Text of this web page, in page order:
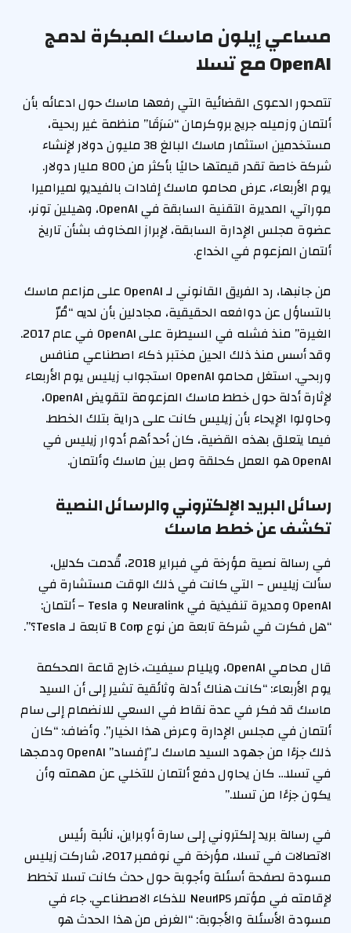
مساعي إيلون ماسك المبكرة لدمج
OpenAI مع تسلا
تتمحور الدعوى القضائية التي رفعها ماسك حول ادعائه بأن
ألتمان وزميله جريج بروكرمان “سَرَقَا” منظمة غير ربحية،
مستخدمين استثمار ماسك البالغ 38 مليون دولار لإنشاء
شركة خاصة تقدر قيمتها حاليًا بأكثر من 800 مليار دولار.
يوم الأربعاء، عرض محامو ماسك إفادات بالفيديو لميراميرا
موراتي، المديرة التقنية السابقة في OpenAI، وهيلين تونر،
عضوة مجلس الإدارة السابقة، لإبراز المخاوف بشأن تاريخ
ألتمان المزعوم في الخداع.
من جانبها، رد الفريق القانوني لـ OpenAI على مزاعم ماسك
بالتساؤل عن دوافعه الحقيقية، مجادلين بأن لديه “مُرّ
الغيرة” منذ فشله في السيطرة على OpenAI في عام 2017.
وقد أسس منذ ذلك الحين مختبر ذكاء اصطناعي منافس
وربحي. استغل محامو OpenAI استجواب زيليس يوم الأربعاء
لإثارة أدلة حول خطط ماسك المزعومة لتقويض OpenAI،
وحاولوا الإيحاء بأن زيليس كانت على دراية بتلك الخطط.
فيما يتعلق بهذه القضية، كان أحد أهم أدوار زيليس في
OpenAI هو العمل كحلقة وصل بين ماسك وألتمان.
رسائل البريد الإلكتروني والرسائل النصية
تكشف عن خطط ماسك
في رسالة نصية مؤرخة في فبراير 2018، قُدمت كدليل،
سألت زيليس – التي كانت في ذلك الوقت مستشارة في
OpenAI ومديرة تنفيذية في Neuralink و Tesla – ألتمان:
“هل فكرت في شركة تابعة من نوع B Corp تابعة لـ Tesla؟”.
قال محامي OpenAI، ويليام سيفيت، خارج قاعة المحكمة
يوم الأربعاء: “كانت هناك أدلة وثائقية تشير إلى أن السيد
ماسك قد فكر في عدة نقاط في السعي للانضمام إلى سام
ألتمان في مجلس الإدارة وعرض هذا الخيار”. وأضاف: “كان
ذلك جزءًا من جهود السيد ماسك لـ”إفساد” OpenAI ودمجها
في تسلا… كان يحاول دفع ألتمان للتخلي عن مهمته وأن
يكون جزءًا من تسلا.”
في رسالة بريد إلكتروني إلى سارة أوبراين، نائبة رئيس
الاتصالات في تسلا، مؤرخة في نوفمبر 2017، شاركت زيليس
مسودة لصفحة أسئلة وأجوبة حول حدث كانت تسلا تخطط
لإقامته في مؤتمر NeurIPS للذكاء الاصطناعي. جاء في
مسودة الأسئلة والأجوبة: “الغرض من هذا الحدث هو